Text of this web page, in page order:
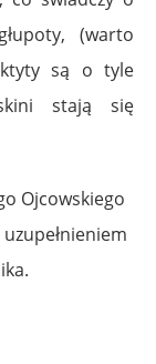
(warto
są o tyle
stają się
Ojcowskiego